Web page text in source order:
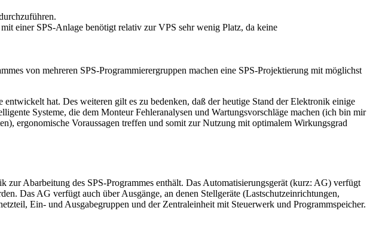
einer SPS-Anlage benötigt relativ zur VPS sehr wenig Platz, da keine
von mehreren SPS-Programmierergruppen machen eine SPS-Projektierung mit möglichst
hat. Des weiteren gilt es zu bedenken, daß der heutige Stand der Elektronik einige
Systeme, die dem Monteur Fehleranalysen und Wartungsvorschläge machen (ich bin mir
ergonomische Voraussagen treffen und somit zur Nutzung mit optimalem Wirkungsgrad
zur Abarbeitung des SPS-Programmes enthält. Das Automatisierungsgerät (kurz: AG) verfügt
Das AG verfügt auch über Ausgänge, an denen Stellgeräte (Lastschutzeinrichtungen,
Ein- und Ausgabegruppen und der Zentraleinheit mit Steuerwerk und Programmspeicher.